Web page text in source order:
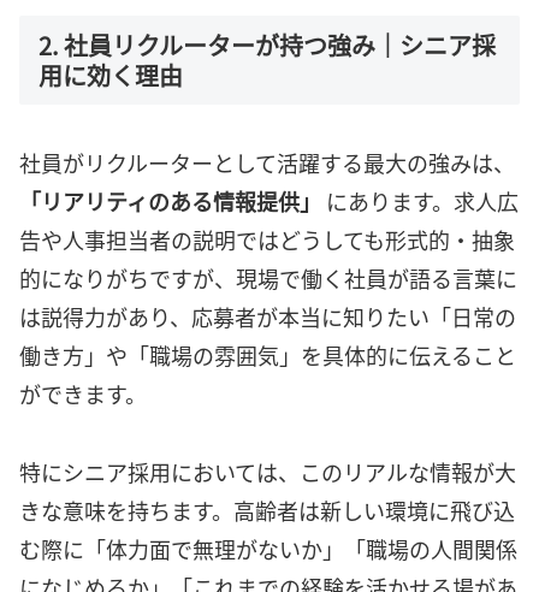
2. 社員リクルーターが持つ強み｜シニア採
用に効く理由
社員がリクルーターとして活躍する最大の強みは、
「リアリティのある情報提供」
にあります。求人広
告や人事担当者の説明ではどうしても形式的・抽象
的になりがちですが、現場で働く社員が語る言葉に
は説得力があり、応募者が本当に知りたい「日常の
働き方」や「職場の雰囲気」を具体的に伝えること
ができます。
特にシニア採用においては、このリアルな情報が大
きな意味を持ちます。高齢者は新しい環境に飛び込
む際に「体力面で無理がないか」「職場の人間関係